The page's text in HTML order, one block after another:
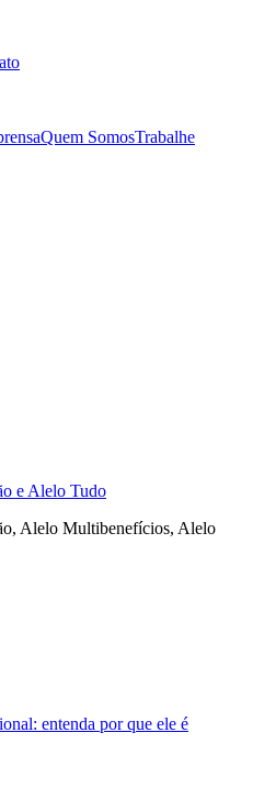
Quem SomosTrabalhe
e Alelo Tudo
Alelo Multibenefícios, Alelo
entenda por que ele é